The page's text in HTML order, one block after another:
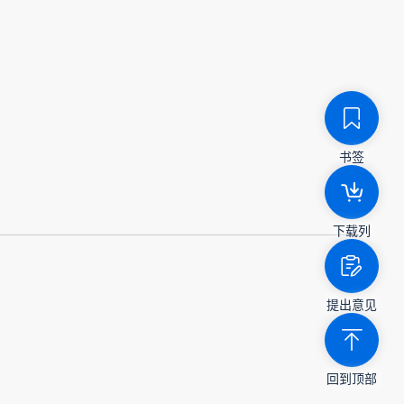
书签
下载列
提出意见
回到顶部